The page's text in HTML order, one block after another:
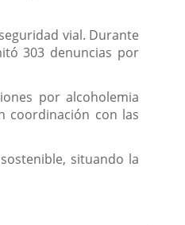
vial. Durante
303 denuncias por
por alcoholemia
coordinación con las
situando la